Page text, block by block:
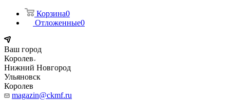
Корзина0
Отложенные0
Ваш город
Королев
Нижний Новгород
Ульяновск
Королев
magazin@ckmf.ru